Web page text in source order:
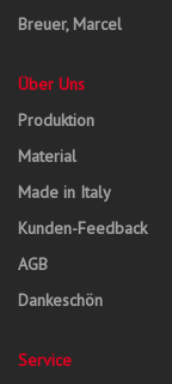
Breuer, Marcel
Über Uns
Produktion
Material
Made in Italy
Kunden-Feedback
AGB
Dankeschön
Service